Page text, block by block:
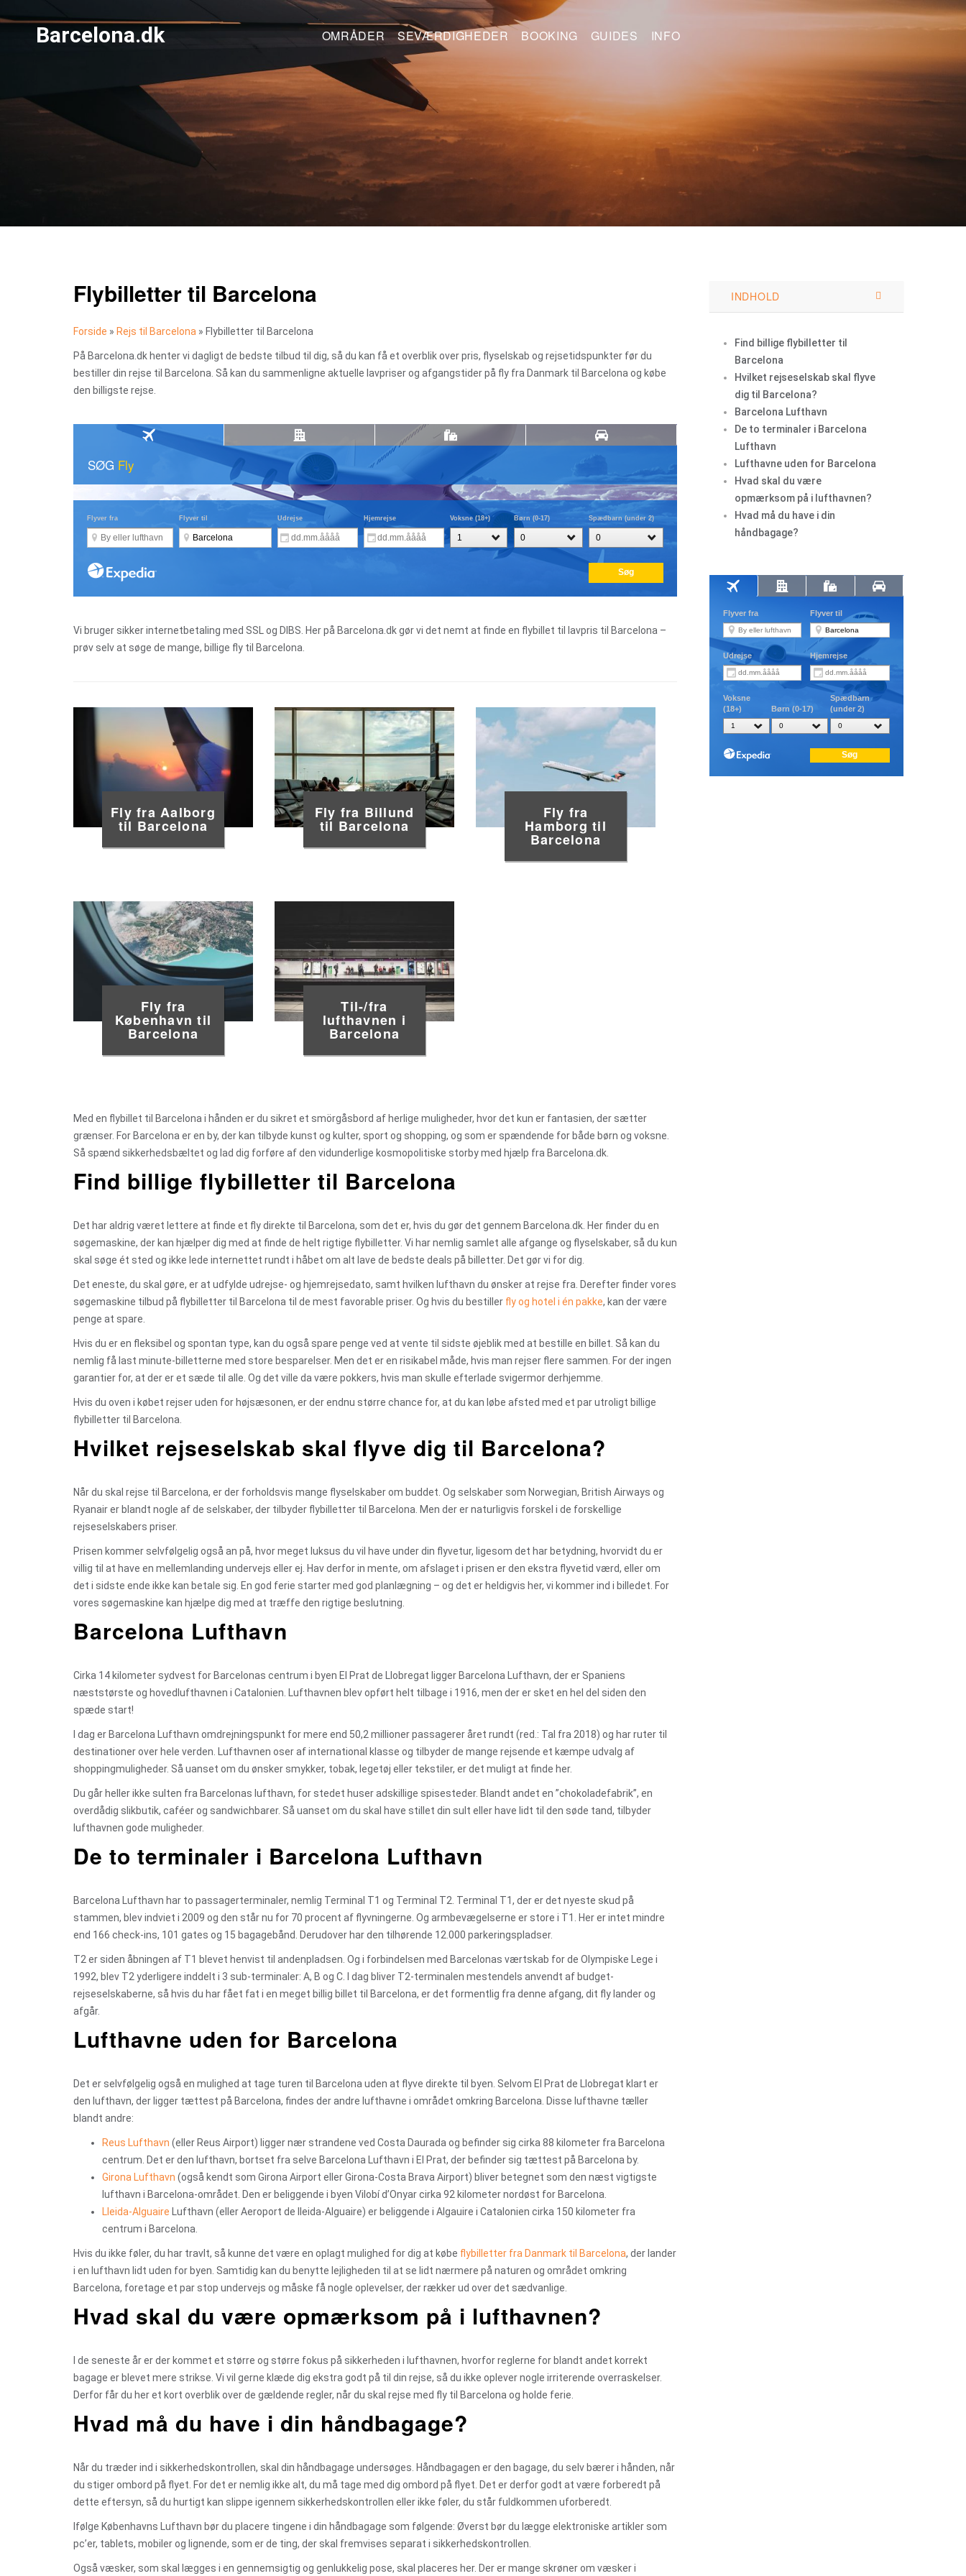
Barcelona.dk OMRÅDER SEVÆRDIGHEDER BOOKING GUIDES INFO
Flybilletter til Barcelona
Forside » Rejs til Barcelona » Flybilletter til Barcelona
På Barcelona.dk henter vi dagligt de bedste tilbud til dig, så du kan få et overblik over pris, flyselskab og rejsetidspunkter før du
bestiller din rejse til Barcelona. Så kan du sammenligne aktuelle lavpriser og afgangstider på fly fra Danmark til Barcelona og købe
den billigste rejse.
Vi bruger sikker internetbetaling med SSL og DIBS. Her på Barcelona.dk gør vi det nemt at finde en flybillet til lavpris til Barcelona –
prøv selv at søge de mange, billige fly til Barcelona.
Fly fra Aalborg
til Barcelona
Fly fra Billund
til Barcelona
Fly fra
Hamborg til
Barcelona
Fly fra
København til
Barcelona
Til-/fra
lufthavnen i
Barcelona
Med en flybillet til Barcelona i hånden er du sikret et smörgåsbord af herlige muligheder, hvor det kun er fantasien, der sætter
grænser. For Barcelona er en by, der kan tilbyde kunst og kulter, sport og shopping, og som er spændende for både børn og voksne.
Så spænd sikkerhedsbæltet og lad dig forføre af den vidunderlige kosmopolitiske storby med hjælp fra Barcelona.dk.
Find billige flybilletter til Barcelona
Det har aldrig været lettere at finde et fly direkte til Barcelona, som det er, hvis du gør det gennem Barcelona.dk. Her finder du en
søgemaskine, der kan hjælper dig med at finde de helt rigtige flybilletter. Vi har nemlig samlet alle afgange og flyselskaber, så du kun
skal søge ét sted og ikke lede internettet rundt i håbet om alt lave de bedste deals på billetter. Det gør vi for dig.
Det eneste, du skal gøre, er at udfylde udrejse- og hjemrejsedato, samt hvilken lufthavn du ønsker at rejse fra. Derefter finder vores
søgemaskine tilbud på flybilletter til Barcelona til de mest favorable priser. Og hvis du bestiller fly og hotel i én pakke, kan der være
penge at spare.
Hvis du er en fleksibel og spontan type, kan du også spare penge ved at vente til sidste øjeblik med at bestille en billet. Så kan du
nemlig få last minute-billetterne med store besparelser. Men det er en risikabel måde, hvis man rejser flere sammen. For der ingen
garantier for, at der er et sæde til alle. Og det ville da være pokkers, hvis man skulle efterlade svigermor derhjemme.
Hvis du oven i købet rejser uden for højsæsonen, er der endnu større chance for, at du kan løbe afsted med et par utroligt billige
flybilletter til Barcelona.
Hvilket rejseselskab skal flyve dig til Barcelona?
Når du skal rejse til Barcelona, er der forholdsvis mange flyselskaber om buddet. Og selskaber som Norwegian, British Airways og
Ryanair er blandt nogle af de selskaber, der tilbyder flybilletter til Barcelona. Men der er naturligvis forskel i de forskellige
rejseselskabers priser.
Prisen kommer selvfølgelig også an på, hvor meget luksus du vil have under din flyvetur, ligesom det har betydning, hvorvidt du er
villig til at have en mellemlanding undervejs eller ej. Hav derfor in mente, om afslaget i prisen er den ekstra flyvetid værd, eller om
det i sidste ende ikke kan betale sig. En god ferie starter med god planlægning – og det er heldigvis her, vi kommer ind i billedet. For
vores søgemaskine kan hjælpe dig med at træffe den rigtige beslutning.
Barcelona Lufthavn
Cirka 14 kilometer sydvest for Barcelonas centrum i byen El Prat de Llobregat ligger Barcelona Lufthavn, der er Spaniens
næststørste og hovedlufthavnen i Catalonien. Lufthavnen blev opført helt tilbage i 1916, men der er sket en hel del siden den
spæde start!
I dag er Barcelona Lufthavn omdrejningspunkt for mere end 50,2 millioner passagerer året rundt (red.: Tal fra 2018) og har ruter til
destinationer over hele verden. Lufthavnen oser af international klasse og tilbyder de mange rejsende et kæmpe udvalg af
shoppingmuligheder. Så uanset om du ønsker smykker, tobak, legetøj eller tekstiler, er det muligt at finde her.
Du går heller ikke sulten fra Barcelonas lufthavn, for stedet huser adskillige spisesteder. Blandt andet en ”chokoladefabrik”, en
overdådig slikbutik, caféer og sandwichbarer. Så uanset om du skal have stillet din sult eller have lidt til den søde tand, tilbyder
lufthavnen gode muligheder.
De to terminaler i Barcelona Lufthavn
Barcelona Lufthavn har to passagerterminaler, nemlig Terminal T1 og Terminal T2. Terminal T1, der er det nyeste skud på
stammen, blev indviet i 2009 og den står nu for 70 procent af flyvningerne. Og armbevægelserne er store i T1. Her er intet mindre
end 166 check-ins, 101 gates og 15 bagagebånd. Derudover har den tilhørende 12.000 parkeringspladser.
T2 er siden åbningen af T1 blevet henvist til andenpladsen. Og i forbindelsen med Barcelonas værtskab for de Olympiske Lege i
1992, blev T2 yderligere inddelt i 3 sub-terminaler: A, B og C. I dag bliver T2-terminalen mestendels anvendt af budget-
rejseselskaberne, så hvis du har fået fat i en meget billig billet til Barcelona, er det formentlig fra denne afgang, dit fly lander og
afgår.
Lufthavne uden for Barcelona
Det er selvfølgelig også en mulighed at tage turen til Barcelona uden at flyve direkte til byen. Selvom El Prat de Llobregat klart er
den lufthavn, der ligger tættest på Barcelona, findes der andre lufthavne i området omkring Barcelona. Disse lufthavne tæller
blandt andre:
Reus Lufthavn (eller Reus Airport) ligger nær strandene ved Costa Daurada og befinder sig cirka 88 kilometer fra Barcelona
centrum. Det er den lufthavn, bortset fra selve Barcelona Lufthavn i El Prat, der befinder sig tættest på Barcelona by.
Girona Lufthavn (også kendt som Girona Airport eller Girona-Costa Brava Airport) bliver betegnet som den næst vigtigste
lufthavn i Barcelona-området. Den er beliggende i byen Vilobí d’Onyar cirka 92 kilometer nordøst for Barcelona.
Lleida-Alguaire Lufthavn (eller Aeroport de lleida-Alguaire) er beliggende i Algauire i Catalonien cirka 150 kilometer fra
centrum i Barcelona.
Hvis du ikke føler, du har travlt, så kunne det være en oplagt mulighed for dig at købe flybilletter fra Danmark til Barcelona, der lander
i en lufthavn lidt uden for byen. Samtidig kan du benytte lejligheden til at se lidt nærmere på naturen og området omkring
Barcelona, foretage et par stop undervejs og måske få nogle oplevelser, der rækker ud over det sædvanlige.
Hvad skal du være opmærksom på i lufthavnen?
I de seneste år er der kommet et større og større fokus på sikkerheden i lufthavnen, hvorfor reglerne for blandt andet korrekt
bagage er blevet mere strikse. Vi vil gerne klæde dig ekstra godt på til din rejse, så du ikke oplever nogle irriterende overraskelser.
Derfor får du her et kort overblik over de gældende regler, når du skal rejse med fly til Barcelona og holde ferie.
Hvad må du have i din håndbagage?
Når du træder ind i sikkerhedskontrollen, skal din håndbagage undersøges. Håndbagagen er den bagage, du selv bærer i hånden, når
du stiger ombord på flyet. For det er nemlig ikke alt, du må tage med dig ombord på flyet. Det er derfor godt at være forberedt på
dette eftersyn, så du hurtigt kan slippe igennem sikkerhedskontrollen eller ikke føler, du står fuldkommen uforberedt.
Ifølge Københavns Lufthavn bør du placere tingene i din håndbagage som følgende: Øverst bør du lægge elektroniske artikler som
pc’er, tablets, mobiler og lignende, som er de ting, der skal fremvises separat i sikkerhedskontrollen.
Også væsker, som skal lægges i en gennemsigtig og genlukkelig pose, skal placeres her. Der er mange skrøner om væsker i
INDHOLD
Find billige flybilletter til
Barcelona
Hvilket rejseselskab skal flyve
dig til Barcelona?
Barcelona Lufthavn
De to terminaler i Barcelona
Lufthavn
Lufthavne uden for Barcelona
Hvad skal du være
opmærksom på i lufthavnen?
Hvad må du have i din
håndbagage?